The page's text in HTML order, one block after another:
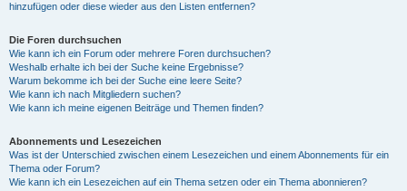
hinzufügen oder diese wieder aus den Listen entfernen?
Die Foren durchsuchen
Wie kann ich ein Forum oder mehrere Foren durchsuchen?
Weshalb erhalte ich bei der Suche keine Ergebnisse?
Warum bekomme ich bei der Suche eine leere Seite?
Wie kann ich nach Mitgliedern suchen?
Wie kann ich meine eigenen Beiträge und Themen finden?
Abonnements und Lesezeichen
Was ist der Unterschied zwischen einem Lesezeichen und einem Abonnements für ein
Thema oder Forum?
Wie kann ich ein Lesezeichen auf ein Thema setzen oder ein Thema abonnieren?